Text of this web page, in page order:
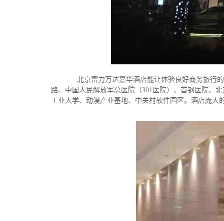
北京富力万达嘉华酒店能让体验良好商务旅行的
路、中国人民解放军总医院（301医院）、首钢医院、
工业大学、动漫产业基地、中关村软件园区。酒店庞大